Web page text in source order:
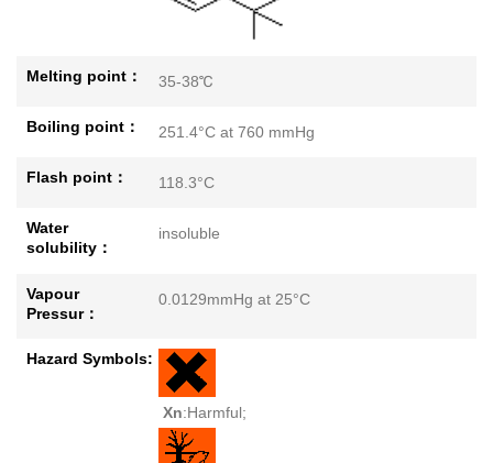
Melting point： 35-38℃
Boiling point： 251.4°C at 760 mmHg
Flash point： 118.3°C
Water
solubility：
insoluble
Vapour
Pressur：
0.0129mmHg at 25°C
Hazard Symbols:
Xn:Harmful;